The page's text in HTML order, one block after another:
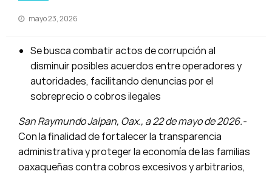
Publicado
mayo 23, 2026
Se busca combatir actos de corrupción al
disminuir posibles acuerdos entre operadores y
autoridades, facilitando denuncias por el
sobreprecio o cobros ilegales
San Raymundo Jalpan, Oax., a 22 de mayo de 2026.-
Con la finalidad de fortalecer la transparencia
administrativa y proteger la economía de las familias
oaxaqueñas contra cobros excesivos y arbitrarios,